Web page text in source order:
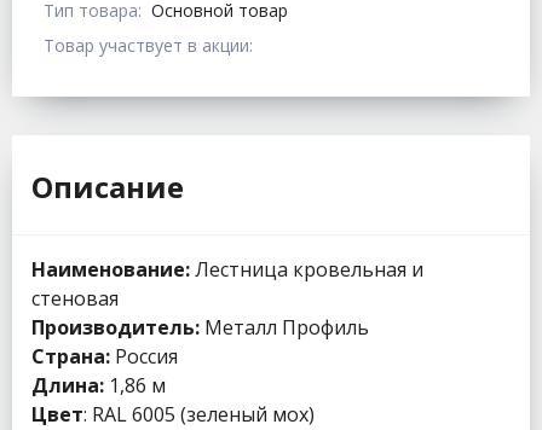
Тип товара: Основной товар
Товар участвует в акции:
Описание
Наименование:Лестница кровельная и
стеновая
Производитель: Металл Профиль
Страна: Россия
Длина: 1,86 м
Цвет: RAL 6005 (зеленый мох)